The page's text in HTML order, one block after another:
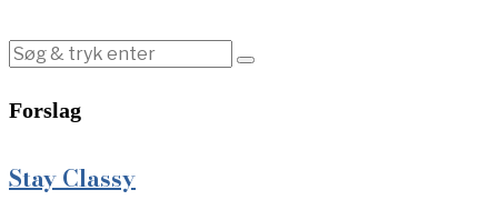
Forslag
Stay Classy